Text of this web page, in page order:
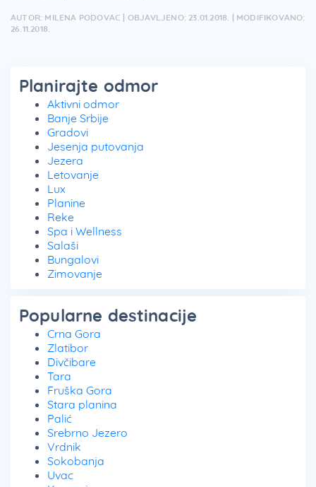
AUTOR: MILENA PODOVAC | OBJAVLJENO: 23.01.2018. | MODIFIKOVANO:
26.11.2018.
Planirajte odmor
Aktivni odmor
Banje Srbije
Gradovi
Jesenja putovanja
Jezera
Letovanje
Lux
Planine
Reke
Spa i Wellness
Salaši
Bungalovi
Zimovanje
Popularne destinacije
Crna Gora
Zlatibor
Divčibare
Tara
Fruška Gora
Stara planina
Palić
Srebrno Jezero
Vrdnik
Sokobanja
Uvac